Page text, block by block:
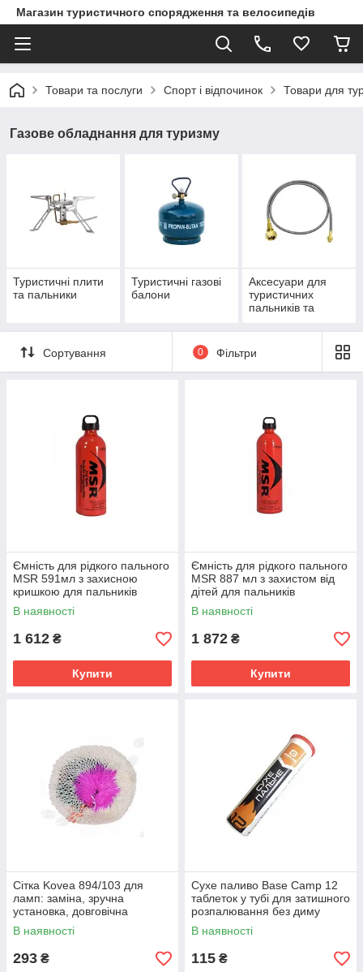
Магазин туристичного спорядження та велосипедів
Товари та послуги Спорт і відпочинок Товари для
Газове обладнання для туризму
Туристичні плити
та пальники
Туристичні газові
балони
Аксесуари для
туристичних
пальників та
Сортування 0 Фільтри
Ємність для рідкого пального
MSR 591мл з захисною
кришкою для пальників
В наявності
1 612 ₴
Купити
Ємність для рідкого пального
MSR 887 мл з захистом від
дітей для пальників
В наявності
1 872 ₴
Купити
Сітка Kovea 894/103 для
ламп: заміна, зручна
установка, довговічна
експлуатація
В наявності
293 ₴
Сухе паливо Base Camp 12
таблеток у тубі для затишного
розпалювання без диму
В наявності
115 ₴